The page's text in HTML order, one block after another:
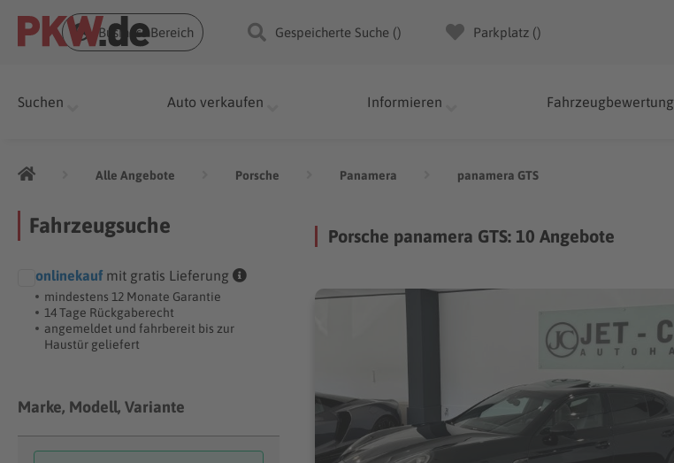
Business Bereich Gespeicherte Suche () Parkplatz ()
Suchen Auto verkaufen Informieren Fahrzeugbewertung
Alle Angebote Porsche Panamera panamera GTS
Fahrzeugsuche
onlinekauf mit gratis Lieferung
mindestens 12 Monate Garantie
14 Tage Rückgaberecht
angemeldet und fahrbereit bis zur
Haustür geliefert
Marke, Modell, Variante
Porsche panamera GTS: 10 Angebote